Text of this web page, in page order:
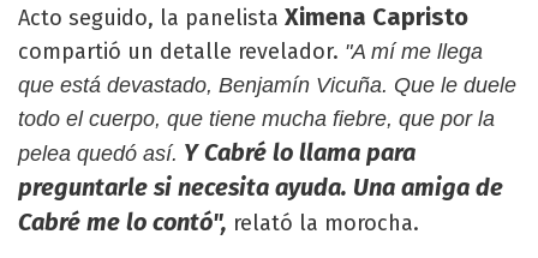
Acto seguido, la panelista Ximena Capristo
compartió un detalle revelador. "A mí me llega
que está devastado, Benjamín Vicuña. Que le duele
todo el cuerpo, que tiene mucha fiebre, que por la
pelea quedó así. Y Cabré lo llama para
preguntarle si necesita ayuda. Una amiga de
Cabré me lo contó", relató la morocha.